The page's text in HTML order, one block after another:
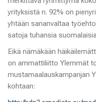
yrityksistä n. 92% on
yhtään sananvaltaa
satoja tuhansia
Eikä nämäkään
on ammattiliitto Ylemmät
mustamaalauskampanjan
kohtaan: